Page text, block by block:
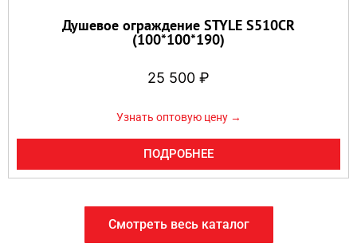
Душевое ограждение STYLE S510CR
(100*100*190)
25 500 ₽
Узнать оптовую цену →
ПОДРОБНЕЕ
Смотреть весь каталог